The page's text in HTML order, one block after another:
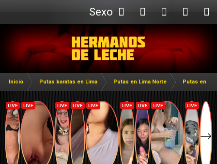
Sexo
Webcam
Inicio Putas baratas en Lima Putas en Lima Norte Putas en